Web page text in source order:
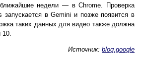
недели — в Chrome. Проверка
запускается в Gemini и позже появится в
таких данных для видео также должна
Источник: blog.google